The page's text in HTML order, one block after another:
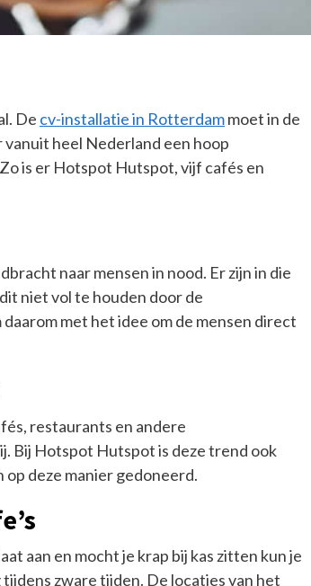
De cv-installatie in Rotterdammoet in de
heel Nederland een hoop
is er Hotspot Hutspot, vijf cafés en
naar mensen in nood. Er zijn in die
niet vol te houden door de
met het idee om de mensen direct
restaurants en andere
Bij Hotspot Hutspot is deze trend ook
deze manier gedoneerd.
aan en mocht je krap bij kas zitten kun je
zware tijden. De locaties van het